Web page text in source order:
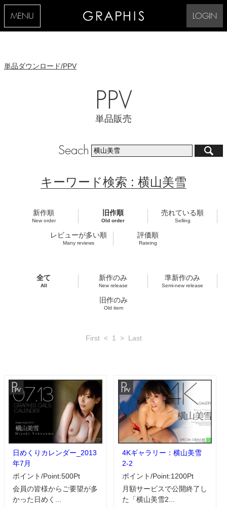
MENU LOGIN
単品ダウンロード/PPV
PPV
単品販売
Seach
キーワード検索 : 横山美雪
新作順
New order
旧作順
Old order
売れている順
Selling
レビューが多い順
Many reviews
評価順
Rateing
全て
All
新作のみ
New release
準新作のみ
Semi-new release
旧作のみ
Old item
First < 1 > Last
日めくりカレンダー_2013
年7月
ポイント/Point:500Pt
会員の皆様からご要望が多
かった日めく...
4Kギャラリー：横山美雪
2-2
ポイント/Point:1200Pt
月額サービスで公開終了し
た「横山美雪2...